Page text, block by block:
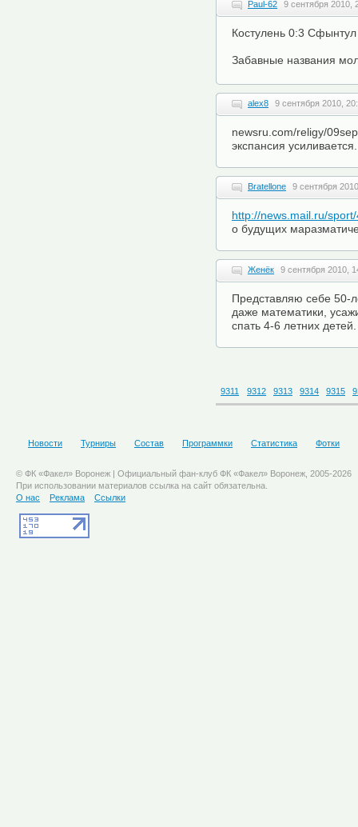
Paul-62 9 сентября 2010,
Костулень 0:3 Сфынтул
Забавные названия
alex8 9 сентября 2010,
newsru.com/religy/
экспансия
Bratellone 9 сентября
http://news.mail.ru/
о будущих
Женёк 9 сентября 2010,
Представляю себе 50-
даже математики,
спать 4-6 летних
9311 9312 9313 9314 9315
Новости Турниры Состав Программки Статистика Фотки
© ФК «Факел» Воронеж | Официальный фан-клуб ФК «Факел» Воронеж, 2005-2026
При использовании материалов ссылка на сайт обязательна.
О нас
Реклама Ссылки